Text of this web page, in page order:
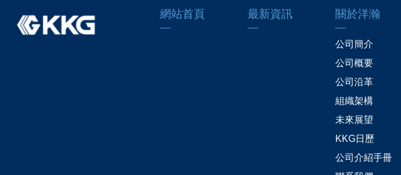
網站首頁 最新資訊 關於洋瀚
公司簡介
公司概要
公司沿革
組織架構
未來展望
KKG日歷
公司介紹手冊